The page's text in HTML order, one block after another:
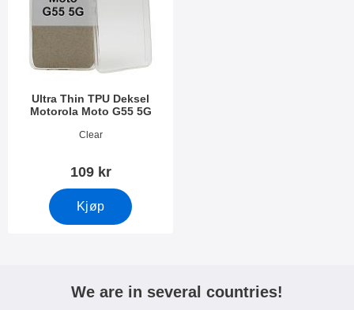
Ultra Thin TPU Deksel
Motorola Moto G55 5G
Varenummer 51826
Clear
109 kr
Kjøp
We are in several countries!